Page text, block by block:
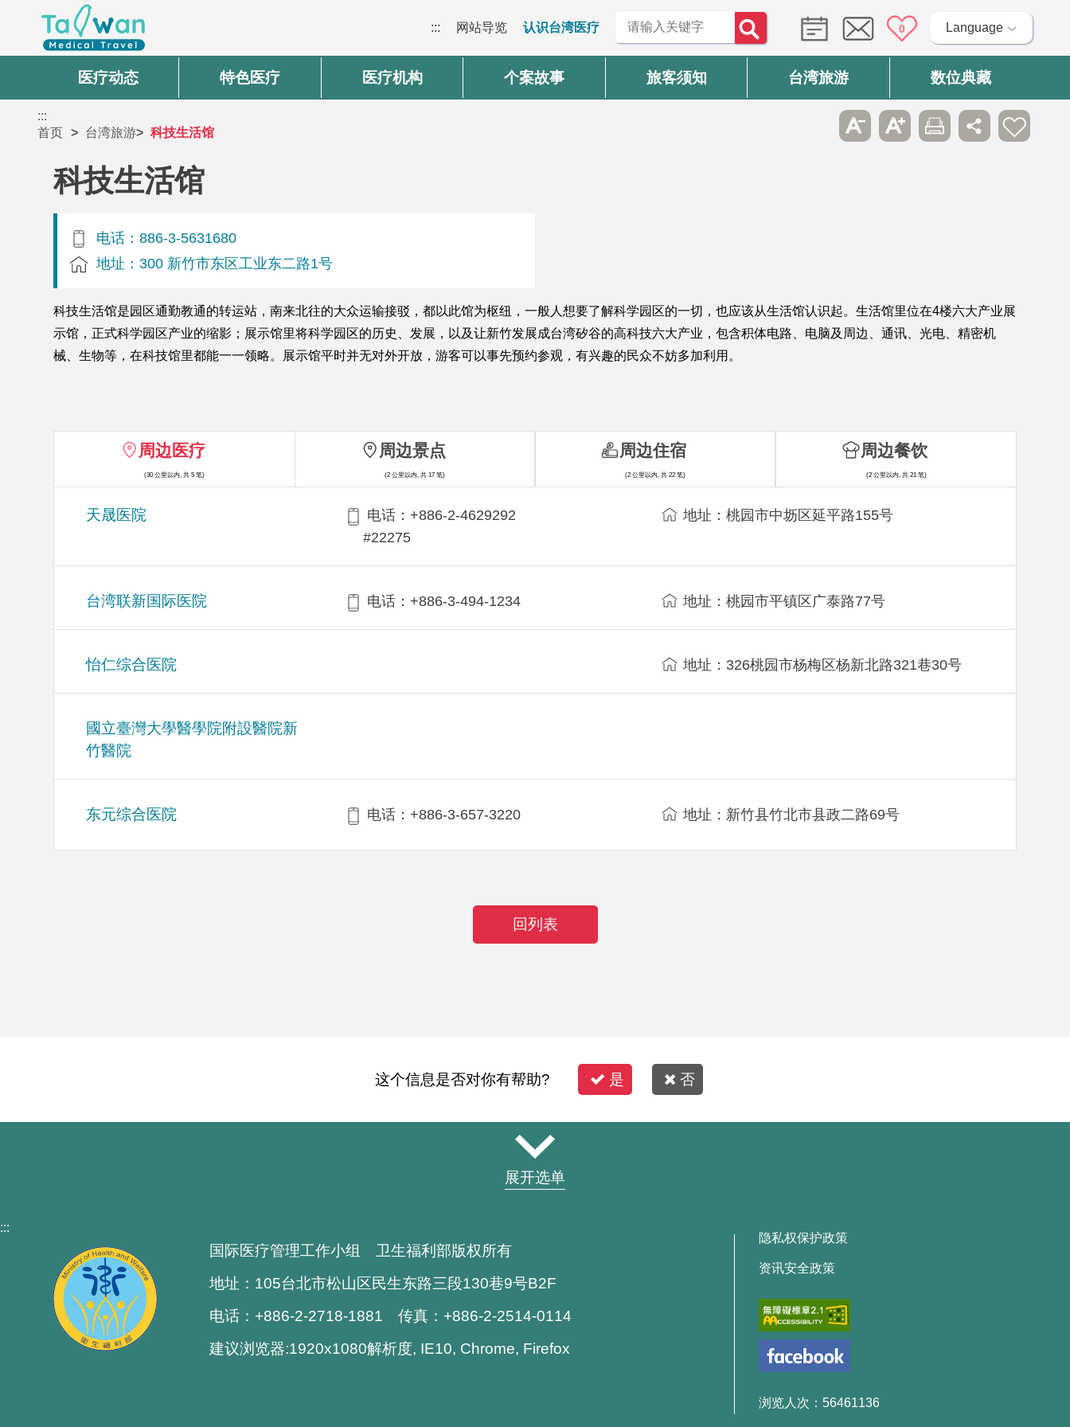
::: 网站导览 认识台湾医疗 0 Language
医疗动态 特色医疗 医疗机构 个案故事 旅客须知 台湾旅游 数位典藏
:::
首页
台湾旅游 科技生活馆
科技生活馆
电话：886-3-5631680
地址：300 新竹市东区工业东二路1号
科技生活馆是园区通勤教通的转运站，南来北往的大众运输接驳，都以此馆为枢纽，一般人想要了解科学园区的一切，也应该从生活馆认识起。生活馆里位在4楼六大产业展
示馆，正式科学园区产业的缩影；展示馆里将科学园区的历史、发展，以及让新竹发展成台湾矽谷的高科技六大产业，包含积体电路、电脑及周边、通讯、光电、精密机
械、生物等，在科技馆里都能一一领略。展示馆平时并无对外开放，游客可以事先预约参观，有兴趣的民众不妨多加利用。
周边医疗
(30 公里以内, 共 5 笔)
天晟医院
电话：+886-2-4629292
#22275
地址：桃园市中坜区延平路155号
台湾联新国际医院 电话：+886-3-494-1234 地址：桃园市平镇区广泰路77号
怡仁综合医院 地址：326桃园市杨梅区杨新北路321巷30号
國立臺灣大學醫學院附設醫院新
竹醫院
东元综合医院 电话：+886-3-657-3220 地址：新竹县竹北市县政二路69号
周边景点
(2 公里以内, 共 17 笔)
周边住宿
(2 公里以内, 共 22 笔)
周边餐饮
(2 公里以内, 共 21 笔)
回列表
这个信息是否对你有帮助? 是 否
展开选单
:::
国际医疗管理工作小组 卫生福利部版权所有
地址：105台北市松山区民生东路三段130巷9号B2F
电话：+886-2-2718-1881 传真：+886-2-2514-0114
建议浏览器:1920x1080解析度, IE10, Chrome, Firefox
隐私权保护政策
资讯安全政策
浏览人次：56461136